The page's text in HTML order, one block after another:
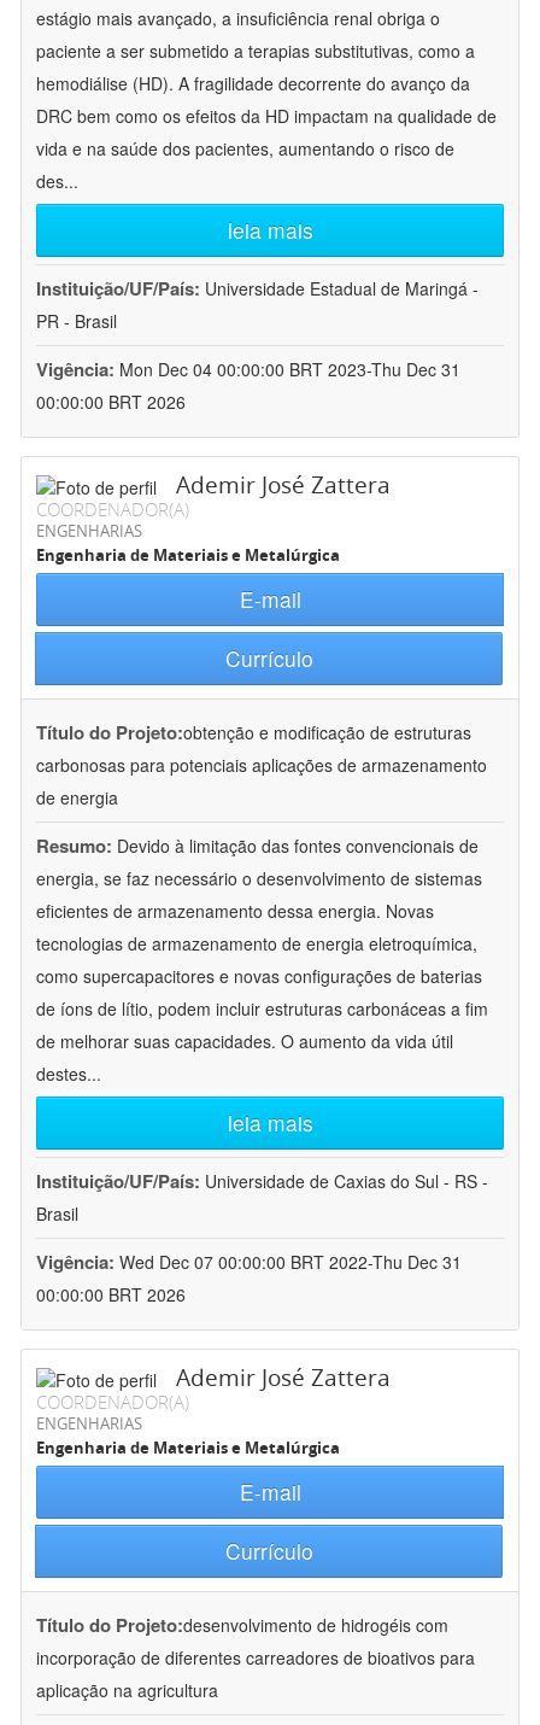
estágio mais avançado, a insuficiência renal obriga o
paciente a ser submetido a terapias substitutivas, como a
hemodiálise (HD). A fragilidade decorrente do avanço da
DRC bem como os efeitos da HD impactam na qualidade de
vida e na saúde dos pacientes, aumentando o risco de
des...
leia mais
Instituição/UF/País: Universidade Estadual de Maringá -
PR - Brasil
Vigência: Mon Dec 04 00:00:00 BRT 2023-Thu Dec 31
00:00:00 BRT 2026
Ademir José Zattera
COORDENADOR(A)
ENGENHARIAS
Engenharia de Materiais e Metalúrgica
E-mail
Currículo
Título do Projeto:obtenção e modificação de estruturas
carbonosas para potenciais aplicações de armazenamento
de energia
Resumo: Devido à limitação das fontes convencionais de
energia, se faz necessário o desenvolvimento de sistemas
eficientes de armazenamento dessa energia. Novas
tecnologias de armazenamento de energia eletroquímica,
como supercapacitores e novas configurações de baterias
de íons de lítio, podem incluir estruturas carbonáceas a fim
de melhorar suas capacidades. O aumento da vida útil
destes...
leia mais
Instituição/UF/País: Universidade de Caxias do Sul - RS -
Brasil
Vigência: Wed Dec 07 00:00:00 BRT 2022-Thu Dec 31
00:00:00 BRT 2026
Ademir José Zattera
COORDENADOR(A)
ENGENHARIAS
Engenharia de Materiais e Metalúrgica
E-mail
Currículo
Título do Projeto:desenvolvimento de hidrogéis com
incorporação de diferentes carreadores de bioativos para
aplicação na agricultura